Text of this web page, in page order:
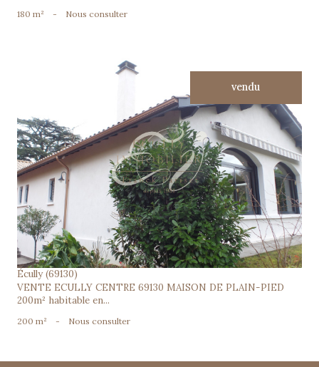
180 m² - Nous consulter
vendu
voir le bien
Écully (69130)
VENTE ECULLY CENTRE 69130 MAISON DE PLAIN-PIED
200m² habitable en...
200 m² - Nous consulter